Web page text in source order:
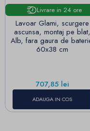
Livrare in 24 ore
Lavoar Glami, scurgere
ascunsa, montaj pe blat,
Alb, fara gaura de baterie,
60x38 cm
Pret
707,85 lei
ADAUGA IN COS